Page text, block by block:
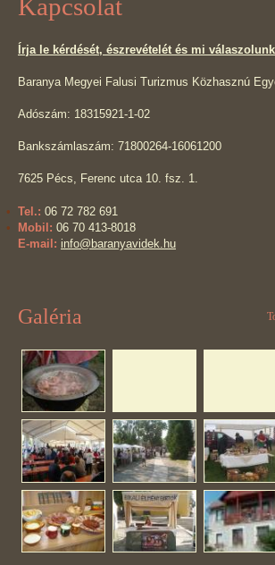
Kapcsolat
Írja le kérdését, észrevételét és mi
Baranya Megyei Falusi Turizmus Közhasznú
Adószám: 18315921-1-02
Bankszámlaszám: 71800264-16061200
7625 Pécs, Ferenc utca 10. fsz. 1.
Tel.: 06 72 782 691
Mobil: 06 70 413-8018
E-mail: info@baranyavidek.hu
Galéria